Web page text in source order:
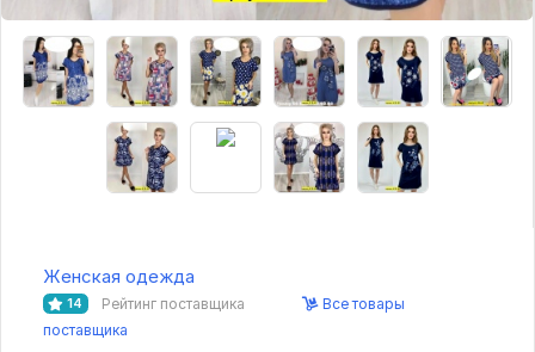
Женская одежда
14 Рейтинг поставщика
Все товары
поставщика